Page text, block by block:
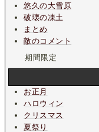
悠久の大雪原
破壊の凍土
まとめ
敵のコメント
期間限定
お正月
ハロウィン
クリスマス
夏祭り